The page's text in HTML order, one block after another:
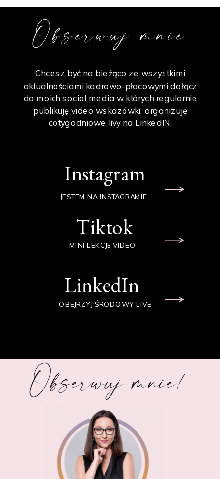
Obserwuj mnie
Instagram
Chcesz być na bieżąco ze wszystkimi
aktualnościami kadrowo-płacowymi dołącz
do moich social media w których regularnie
publikuję video wskazówki, organizuję
cotygodniowe livy na LinkedIN.
Tiktok
LinkedIn
JESTEM NA INSTAGRAMIE
MINI LEKCJE VIDEO
OBEJRZYJ ŚRODOWY LIVE
Obserwuj mnie!